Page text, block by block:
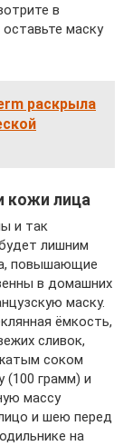
в
маску
раскрыла
кожи лица
и так
лишним
повышающие
в домашних
маску.
ёмкость,
сливок,
соком
(100 грамм) и
массу
и шею перед
на